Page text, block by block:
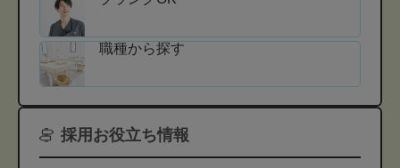
職種から探す
採用お役立ち情報